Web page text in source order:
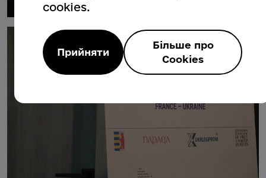
cookies.
Прийняти
Більше про
Cookies